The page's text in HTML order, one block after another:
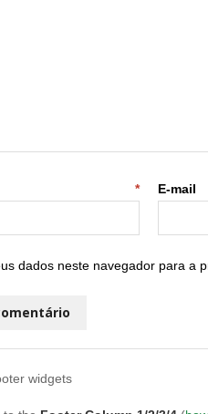
*
dados neste navegador para a
widgets